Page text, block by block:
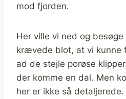
mod fjorden.
Her ville vi ned og
krævede blot, at vi kunne
ad de stejle porøse
der komme en dal. Men
her er ikke så detaljerede.